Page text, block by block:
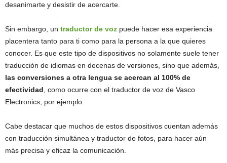
desanimarte y desistir de acercarte.
Sin embargo, un traductor de voz puede hacer esa experiencia
placentera tanto para ti como para la persona a la que quieres
conocer. Es que este tipo de dispositivos no solamente suele tener
traducción de idiomas en decenas de versiones, sino que además,
las conversiones a otra lengua se acercan al 100% de
efectividad , como ocurre con el traductor de voz de Vasco
Electronics, por ejemplo.
Cabe destacar que muchos de estos dispositivos cuentan además
con traducción simultánea y traductor de fotos, para hacer aún
más precisa y eficaz la comunicación.